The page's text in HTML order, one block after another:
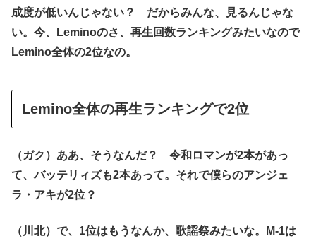
成度が低いんじゃない？ だからみんな、見るんじゃな
い。今、Leminoのさ、再生回数ランキングみたいなので
Lemino全体の2位なの。
Lemino全体の再生ランキングで2位
（ガク）ああ、そうなんだ？ 令和ロマンが2本があっ
て、バッテリィズも2本あって。それで僕らのアンジェ
ラ・アキが2位？
（川北）で、1位はもうなんか、歌謡祭みたいな。M-1は